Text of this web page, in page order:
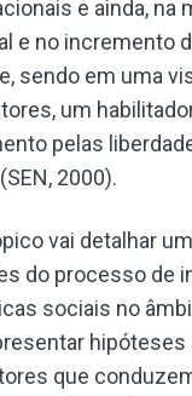
e ainda, na
e no incremento
sendo em uma
um
pelas
2000).
vai detalhar
do processo de
sociais no
hipóteses
que